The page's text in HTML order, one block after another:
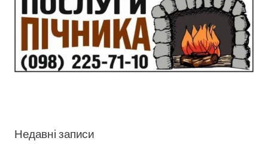
Недавні записи